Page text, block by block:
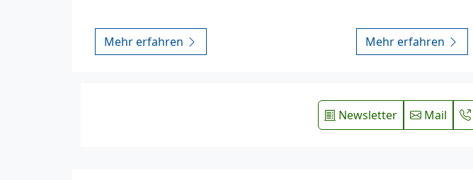
Mehr erfahren Mehr erfahren
Newsletter Mail